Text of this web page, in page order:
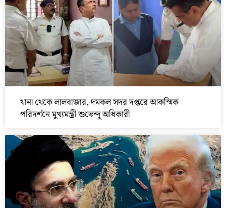
থানা থেকে লালবাজার, দমকল সদর দপ্তরে আকস্মিক
পরিদর্শনে মুখ্যমন্ত্রী শুভেন্দু অধিকারী